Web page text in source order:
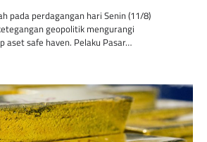
pada perdagangan hari Senin (11/8)
geopolitik mengurangi
aset safe haven. Pelaku Pasar…